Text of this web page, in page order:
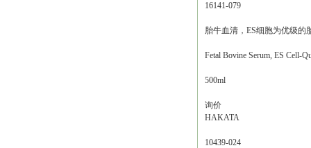
16141-079
胎牛血清，ES细胞为优级的
Fetal Bovine Serum, ES Cell-
500ml
询价
HAKATA
10439-024